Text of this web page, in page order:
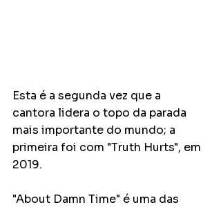
Esta é a segunda vez que a
cantora lidera o topo da parada
mais importante do mundo; a
primeira foi com "Truth Hurts", em
2019.
"About Damn Time" é uma das